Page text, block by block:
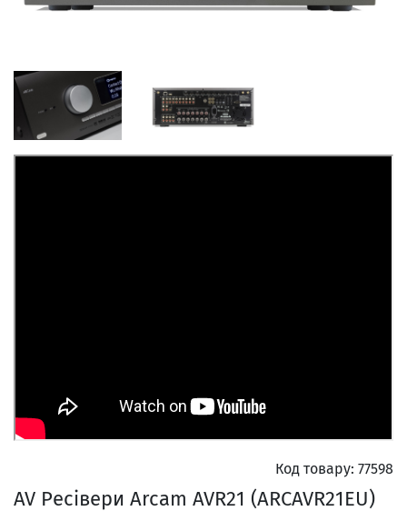
Код товару: 77598
AV Ресівери Arcam AVR21 (ARCAVR21EU)